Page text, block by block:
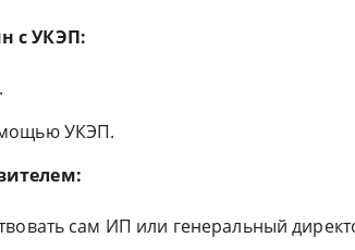
с УКЭП:
УКЭП.
сам ИП или генеральный